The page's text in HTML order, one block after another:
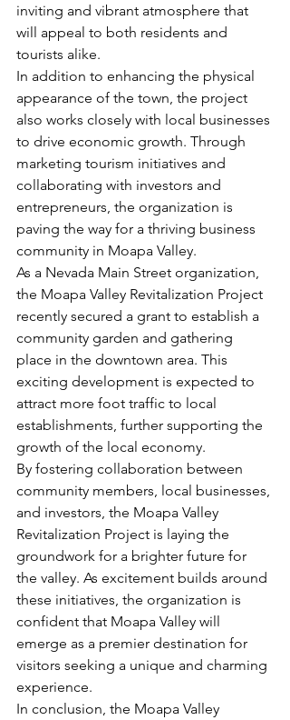
inviting and vibrant atmosphere that
will appeal to both residents and
tourists alike.
In addition to enhancing the physical
appearance of the town, the project
also works closely with local businesses
to drive economic growth. Through
marketing tourism initiatives and
collaborating with investors and
entrepreneurs, the organization is
paving the way for a thriving business
community in Moapa Valley.
As a Nevada Main Street organization,
the Moapa Valley Revitalization Project
recently secured a grant to establish a
community garden and gathering
place in the downtown area. This
exciting development is expected to
attract more foot traffic to local
establishments, further supporting the
growth of the local economy.
By fostering collaboration between
community members, local businesses,
and investors, the Moapa Valley
Revitalization Project is laying the
groundwork for a brighter future for
the valley. As excitement builds around
these initiatives, the organization is
confident that Moapa Valley will
emerge as a premier destination for
visitors seeking a unique and charming
experience.
In conclusion, the Moapa Valley